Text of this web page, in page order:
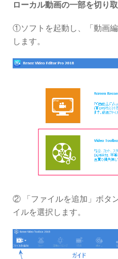
ローカル動画の一部を切り
①ソフトを起動し、「動画
します。
② 「ファイルを追加」ボタ
イルを選択します。